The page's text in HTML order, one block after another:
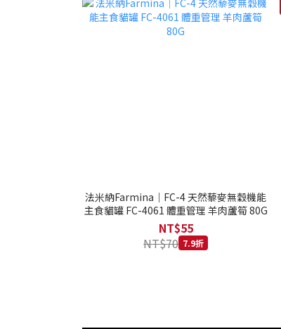
法米納Farmina｜FC-4 天然藜麥無穀機能
主食貓罐 FC-4061 體重管理 羊肉蘆筍 80G
NT$55
NT$70 7.9折